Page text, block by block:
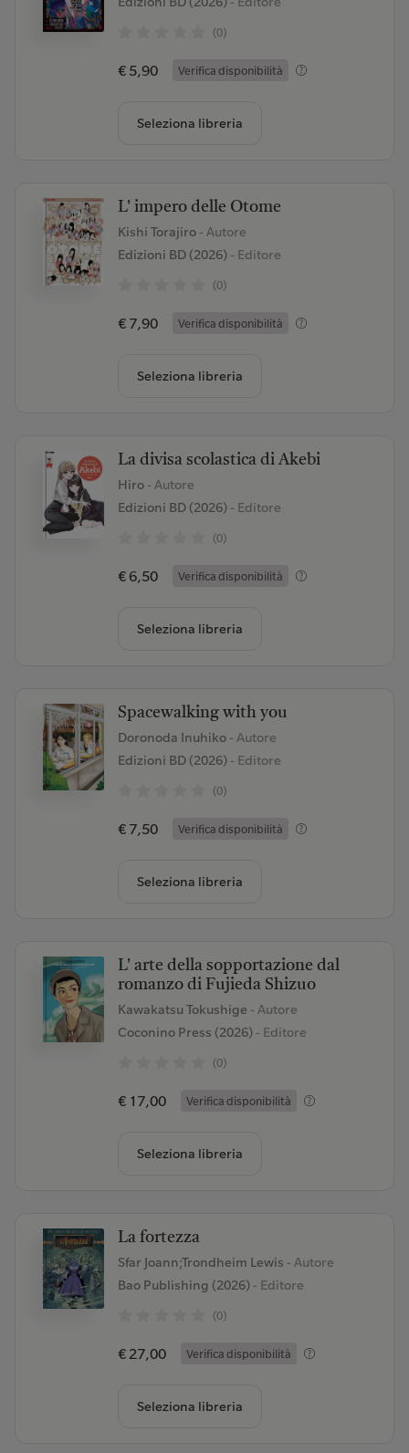
(0)
€ 5,90 Verifica disponibilità
Seleziona libreria
L' impero delle Otome
Kishi Torajiro - Autore
Edizioni BD (2026)- Editore
(0)
€ 7,90 Verifica disponibilità
Seleziona libreria
La divisa scolastica di Akebi
Hiro - Autore
Edizioni BD (2026)- Editore
(0)
€ 6,50 Verifica disponibilità
Seleziona libreria
Spacewalking with you
Doronoda Inuhiko - Autore
Edizioni BD (2026)- Editore
(0)
€ 7,50 Verifica disponibilità
Seleziona libreria
L' arte della sopportazione dal
romanzo di Fujieda Shizuo
Kawakatsu Tokushige - Autore
Coconino Press (2026)- Editore
(0)
€ 17,00 Verifica disponibilità
Seleziona libreria
La fortezza
Sfar Joann;Trondheim Lewis - Autore
Bao Publishing (2026)- Editore
(0)
€ 27,00 Verifica disponibilità
Seleziona libreria